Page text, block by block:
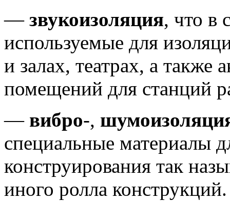
— звукоизоляция, что в
используемые для
и залах, театрах, а также
помещений для станций
— вибро-,
специальные материалы
конструирования так
иного ролла конструкций.